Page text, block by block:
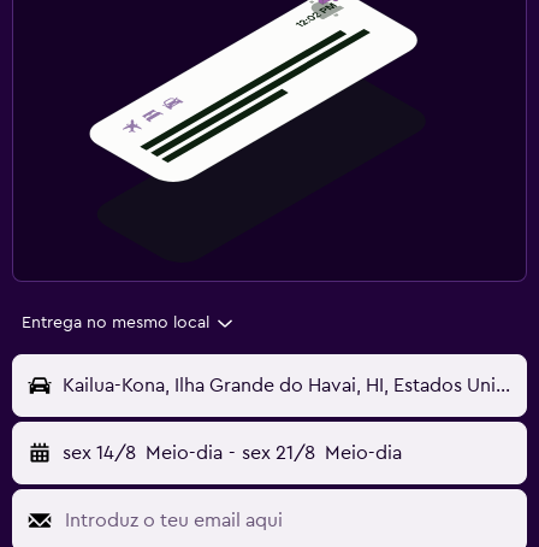
Entrega no mesmo local
Kailua-Kona, Ilha Grande do Havai, HI, Estados Unidos
sex 14/8 Meio-dia - sex 21/8 Meio-dia